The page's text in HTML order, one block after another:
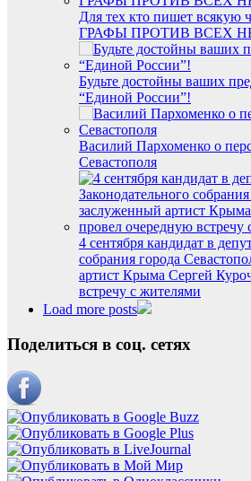
Для тех кто пишет всякую
ГРАФЫ ПРОТИВ ВСЕХ
Будьте достойны ваших
“Единой России”!
Василий Пархоменко о
Севастополя
4 сентября кандидат в
собрания города
артист Крыма Сергей
встречу с жителями
Load more posts
Поделиться в соц. сетях